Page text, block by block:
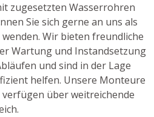
zugesetzten Wasserrohren
Sie sich gerne an uns als
Wir bieten freundliche
Wartung und Instandsetzung
und sind in der Lage
helfen. Unsere Monteure
über weitreichende